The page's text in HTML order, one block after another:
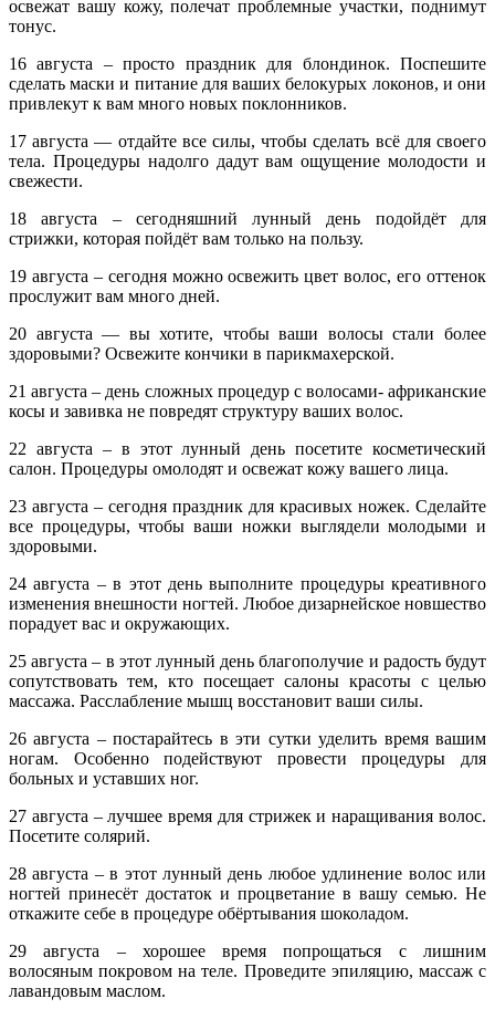
освежат вашу кожу, полечат проблемные участки, поднимут
тонус.
16 августа – просто праздник для блондинок. Поспешите
сделать маски и питание для ваших белокурых локонов, и они
привлекут к вам много новых поклонников.
17 августа — отдайте все силы, чтобы сделать всё для своего
тела. Процедуры надолго дадут вам ощущение молодости и
свежести.
18 августа – сегодняшний лунный день подойдёт для
стрижки, которая пойдёт вам только на пользу.
19 августа – сегодня можно освежить цвет волос, его оттенок
прослужит вам много дней.
20 августа — вы хотите, чтобы ваши волосы стали более
здоровыми? Освежите кончики в парикмахерской.
21 августа – день сложных процедур с волосами- африканские
косы и завивка не повредят структуру ваших волос.
22 августа – в этот лунный день посетите косметический
салон. Процедуры омолодят и освежат кожу вашего лица.
23 августа – сегодня праздник для красивых ножек. Сделайте
все процедуры, чтобы ваши ножки выглядели молодыми и
здоровыми.
24 августа – в этот день выполните процедуры креативного
изменения внешности ногтей. Любое дизарнейское новшество
порадует вас и окружающих.
25 августа – в этот лунный день благополучие и радость будут
сопутствовать тем, кто посещает салоны красоты с целью
массажа. Расслабление мышц восстановит ваши силы.
26 августа – постарайтесь в эти сутки уделить время вашим
ногам. Особенно подействуют провести процедуры для
больных и уставших ног.
27 августа – лучшее время для стрижек и наращивания волос.
Посетите солярий.
28 августа – в этот лунный день любое удлинение волос или
ногтей принесёт достаток и процветание в вашу семью. Не
откажите себе в процедуре обёртывания шоколадом.
29 августа – хорошее время попрощаться с лишним
волосяным покровом на теле. Проведите эпиляцию, массаж с
лавандовым маслом.